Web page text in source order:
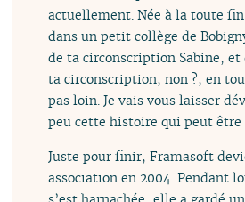
actuellement. Née à la toute fin
dans un petit collège de
de ta circonscription Sabine,
ta circonscription, non ?, en
pas loin. Je vais vous laisser
peu cette histoire qui peut être
Juste pour finir, Framasoft
association en 2004. Pendant
s’est harnachée, elle a gardé